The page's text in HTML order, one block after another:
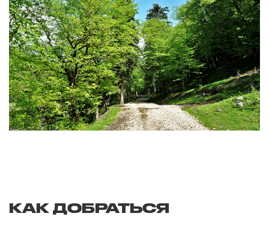
КАК ДОБРАТЬСЯ